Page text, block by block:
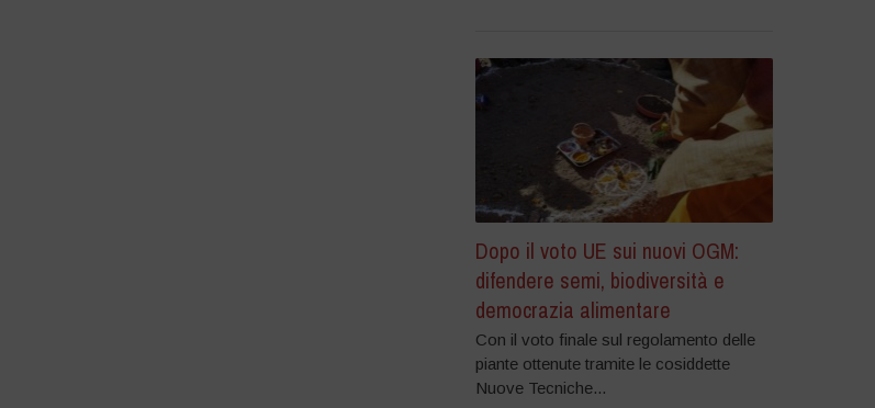
Dopo il voto UE sui nuovi OGM:
difendere semi, biodiversità e
democrazia alimentare
Con il voto finale sul regolamento delle
piante ottenute tramite le cosiddette
Nuove Tecniche...